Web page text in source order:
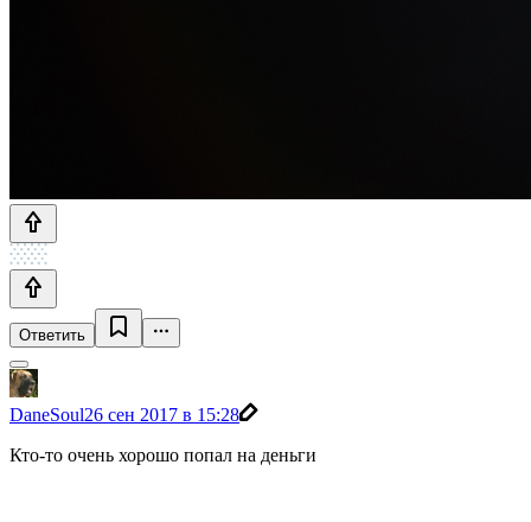
Ответить
DaneSoul26 сен 2017 в 15:28
Кто-то очень хорошо попал на деньги